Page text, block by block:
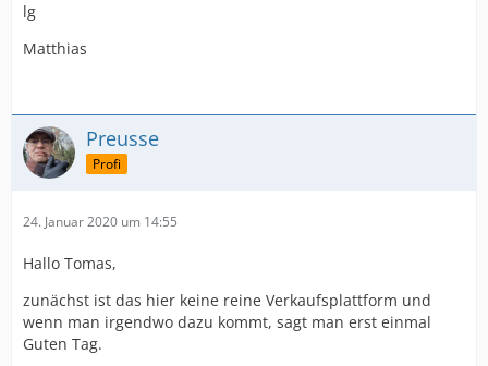
lg
Matthias
Preusse
Profi
24. Januar 2020 um 14:55
Hallo Tomas,
zunächst ist das hier keine reine Verkaufsplattform und
wenn man irgendwo dazu kommt, sagt man erst einmal
Guten Tag.